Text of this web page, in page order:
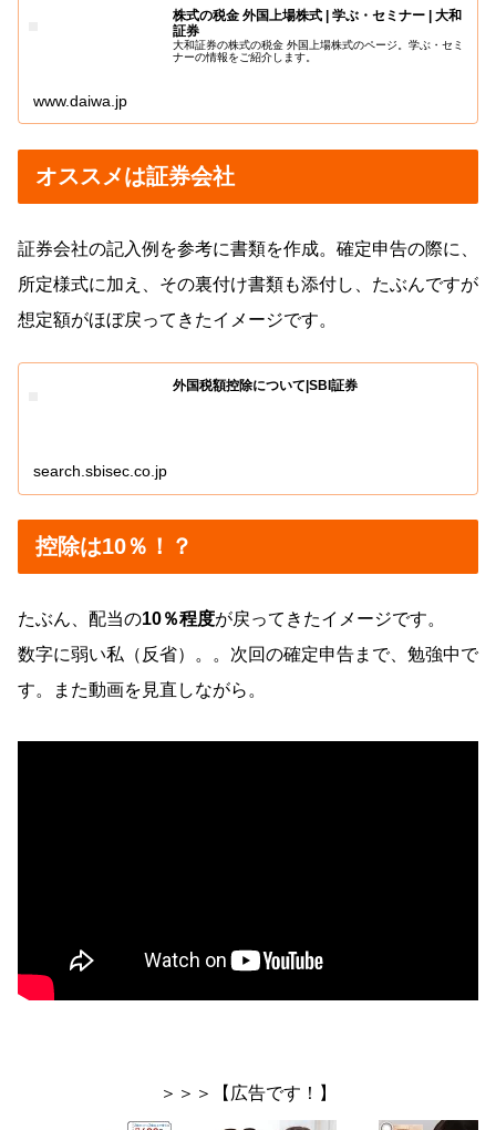
株式の税金 外国上場株式 | 学ぶ・セミナー | 大和
証券
大和証券の株式の税金 外国上場株式のページ。学ぶ・セミ
ナーの情報をご紹介します。
www.daiwa.jp
オススメは証券会社
証券会社の記入例を参考に書類を作成。確定申告の際に、
所定様式に加え、その裏付け書類も添付し、たぶんですが
想定額がほぼ戻ってきたイメージです。
外国税額控除について|SBI証券
search.sbisec.co.jp
控除は10％！？
たぶん、配当の10％程度が戻ってきたイメージです。
数字に弱い私（反省）。。次回の確定申告まで、勉強中で
す。また動画を見直しながら。
＞＞＞【広告です！】